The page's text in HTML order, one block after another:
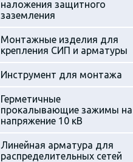
наложения защитного
заземления
Монтажные изделия для
крепления СИП и арматуры
Инструмент для монтажа
Герметичные
прокалывающие зажимы на
напряжение 10 кВ
Линейная арматура для
распределительных сетей